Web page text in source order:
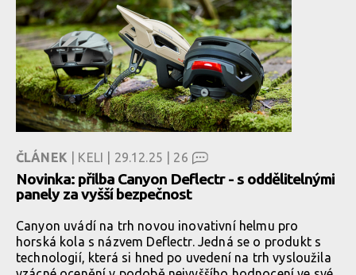
ČLÁNEK | KELI | 29.12.25 | 26
Novinka: přilba Canyon Deflectr - s oddělitelnými
panely za vyšší bezpečnost
Canyon uvádí na trh novou inovativní helmu pro
horská kola s názvem Deflectr. Jedná se o produkt s
technologií, která si hned po uvedení na trh vysloužila